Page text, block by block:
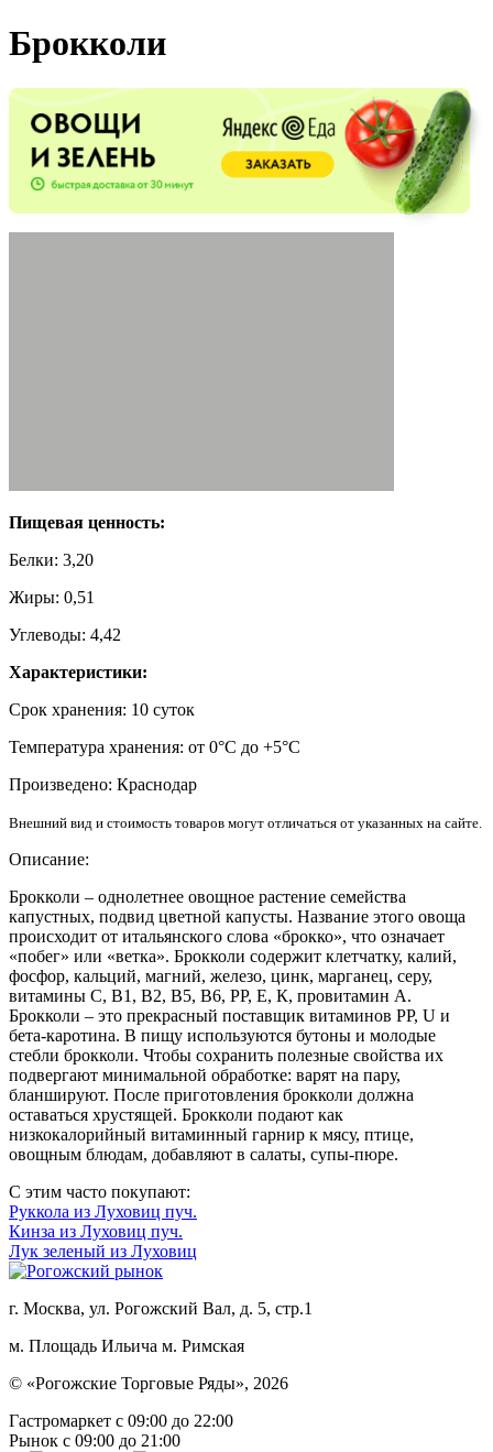
Брокколи
Пищевая ценность:
Белки: 3,20
Жиры: 0,51
Углеводы: 4,42
Характеристики:
Срок хранения: 10 суток
Температура хранения: от 0°С до +5°С
Произведено: Краснодар
Внешний вид и стоимость товаров могут отличаться от указанных на сайте.
Описание:
Брокколи – однолетнее овощное растение семейства
капустных, подвид цветной капусты. Название этого овоща
происходит от итальянского слова «брокко», что означает
«побег» или «ветка». Брокколи содержит клетчатку, калий,
фосфор, кальций, магний, железо, цинк, марганец, серу,
витамины С, В1, В2, В5, В6, РР, Е, К, провитамин А.
Брокколи – это прекрасный поставщик витаминов РР, U и
бета-каротина. В пищу используются бутоны и молодые
стебли брокколи. Чтобы сохранить полезные свойства их
подвергают минимальной обработке: варят на пару,
бланшируют. После приготовления брокколи должна
оставаться хрустящей. Брокколи подают как
низкокалорийный витаминный гарнир к мясу, птице,
овощным блюдам, добавляют в салаты, супы-пюре.
С этим часто покупают:
Руккола из Луховиц пуч.
Кинза из Луховиц пуч.
Лук зеленый из Луховиц
г. Москва, ул. Рогожский Вал, д. 5, стр.1
м. Площадь Ильича м. Римская
© «Рогожские Торговые Ряды», 2026
Гастромаркет с 09:00 до 22:00
Рынок c 09:00 до 21:00